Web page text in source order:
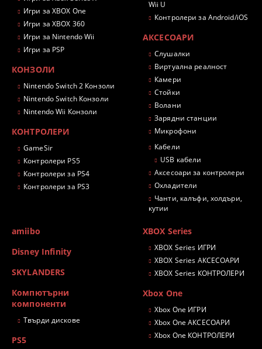
Игри за XBOX One
Игри за XBOX 360
Игри за Nintendo Wii
Игри за PSP
КОНЗОЛИ
Nintendo Switch 2 Конзоли
Nintendo Switch Конзоли
Nintendo Wii Конзоли
КОНТРОЛЕРИ
GameSir
Контролери PS5
Контролери за PS4
Контролери за PS3
Wii U
Контролери за Android/iOS
АКСЕСОАРИ
Слушалки
Виртуална реалност
Камери
Стойки
Волани
Зарядни станции
Микрофони
Кабели
USB кабели
Аксесоари за контролери
Охладители
Чанти, калъфи, холдъри,
кутии
amiibo
Disney Infinity
SKYLANDERS
Компютърни
компоненти
Твърди дискове
PS5
XBOX Series
XBOX Series ИГРИ
XBOX Series АКСЕСОАРИ
XBOX Series КОНТРОЛЕРИ
Xbox One
Xbox One ИГРИ
Xbox One АКСЕСОАРИ
Xbox One КОНТРОЛЕРИ